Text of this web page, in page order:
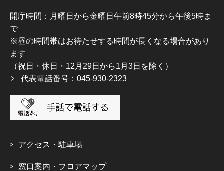
開庁時間：月曜日から金曜日午前8時45分から午後5時ま
で
※昼の時間帯はお待たせする時間が長くなる場合があり
ます
（祝日・休日・12月29日から1月3日を除く）
代表電話番号：045-930-2323
アクセス・駐車場
窓口案内・フロアマップ